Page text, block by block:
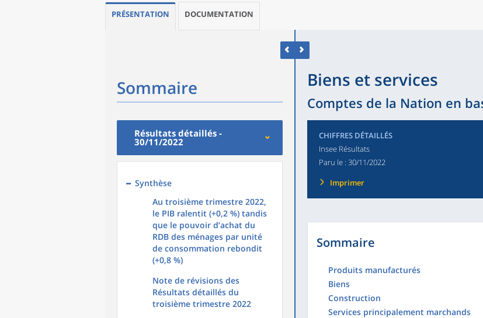
PRÉSENTATION DOCUMENTATION
Sommaire
Résultats détaillés -
30/11/2022
Synthèse
Au troisième trimestre 2022,
le PIB ralentit (+0,2 %) tandis
que le pouvoir d’achat du
RDB des ménages par unité
de consommation rebondit
(+0,8 %)
Note de révisions des
Résultats détaillés du
troisième trimestre 2022
Biens et services
Comptes de la Nation en
CHIFFRES DÉTAILLÉS
Insee Résultats
Paru le : 30/11/2022
Imprimer
Sommaire
Produits manufacturés
Biens
Construction
Services principalement marchands